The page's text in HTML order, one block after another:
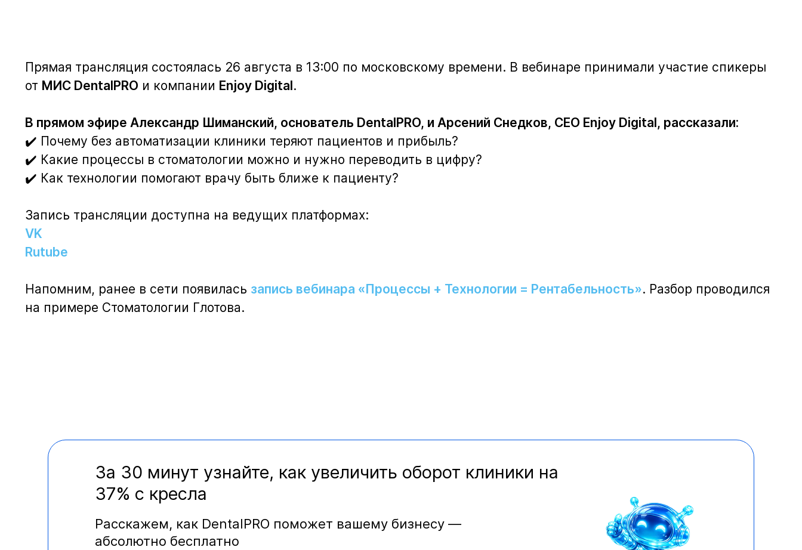
Прямая трансляция состоялась 26 августа в 13:00 по московскому времени. В вебинаре принимали участие спикеры
от МИС DentalPRO и компании Enjoy Digital.
В прямом эфире Александр Шиманский, основатель DentalPRO, и Арсений Снедков, CEO Enjoy Digital, рассказали:
✔️ Почему без автоматизации клиники теряют пациентов и прибыль?
✔️ Какие процессы в стоматологии можно и нужно переводить в цифру?
✔️ Как технологии помогают врачу быть ближе к пациенту?
Запись трансляции доступна на ведущих платформах:
VK
Rutube
Напомним, ранее в сети появилась запись вебинара «Процессы + Технологии = Рентабельность». Разбор проводился
на примере Стоматологии Глотова.
За 30 минут узнайте, как увеличить оборот клиники на
37% с кресла
Расскажем, как DentalPRO поможет вашему бизнесу —
абсолютно бесплатно